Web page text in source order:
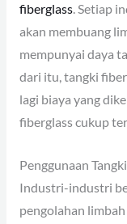
fiberglass. Setiap
akan membuang
mempunyai daya
dari itu, tangki
lagi biaya yang
fiberglass cukup
Penggunaan
Industri-industri
pengolahan